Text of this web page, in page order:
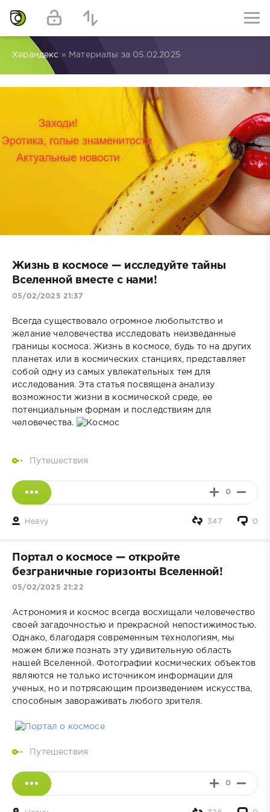
Херандекс » Материалы за 05.02.2025
Жизнь в космосе — исследуйте тайны
Вселенной вместе с нами!
05/02/2025 21:37
Всегда существовало огромное любопытство и
желание человечества исследовать неизведанные
границы космоса. Жизнь в космосе, будь то на других
планетах или в космических станциях, представляет
собой одну из самых увлекательных тем для
исследования. Эта статья посвящена анализу
возможности жизни в космической среде, ее
потенциальным формам и последствиям для
человечества.
Путешествия
0
Heavy 0
347
Портал о космосе — откройте
безграничные горизонты Вселенной!
05/02/2025 21:22
Астрономия и космос всегда восхищали человечество
своей загадочностью и прекрасной непостижимостью.
Однако, благодаря современным технологиям, мы
можем ближе познать эту удивительную область
нашей Вселенной. Фотографии космических объектов
являются не только источником информации для
ученых, но и потрясающим произведением искусства,
способным завораживать любого зрителя.
Путешествия
0